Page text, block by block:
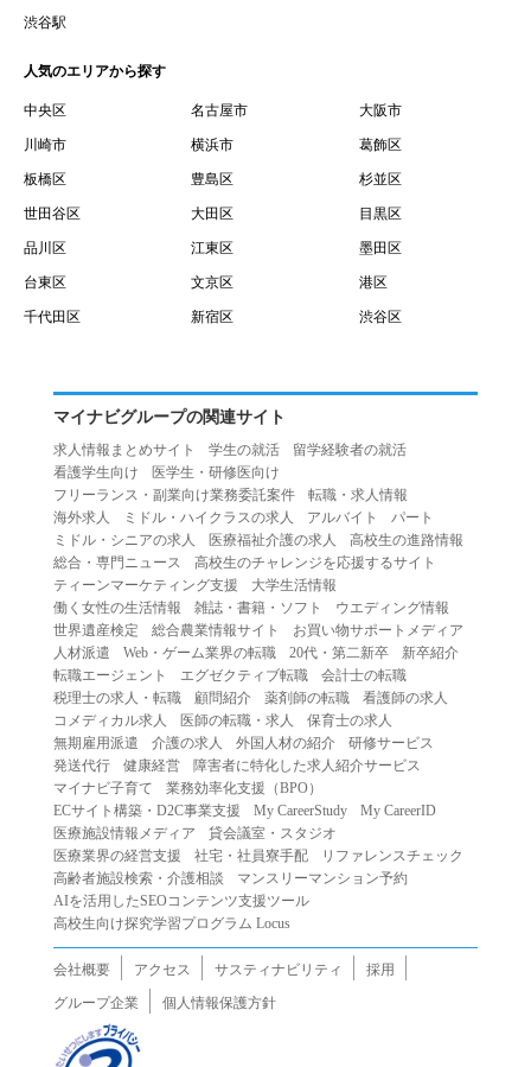
賃借権が発生する日を意味します。
するために、選んだ物件を保留することを意味します。
１１.「予約情報」とは、物件を予約するために必要な当社
所定の情報を意味します。物件情報や期間、オプション等
１２.「キャンセル」とは、賃貸借契約締結後から契約期間
開始日前までに、利用者が賃貸借契約を解除することを意
味します。
１３.「中途解約」とは、賃貸借契約期間の途中で、利用者
１.利用者は、本サービスを利用する上で次の各号に定める
とします。
（１）重複、虚偽の情報、または自己以外の情報を登録す
る行為
（２）第三者になりすまして本サービスを利用する行為
（３）当社または第三者の著作権等の知的財産権、プライ
バシー、その他の権利を侵害する行為
（４）当社または第三者を誹謗中傷する行為
（５）当社または第三者に不利益を与える行為
（６）営利を目的とした行為
（７）政治・選挙・宗教活動またはそれらに類する行為
（８）本サービスの運営を妨害する行為
（９）法令違反、犯罪行為、または公序良俗に反する行為
（１０）暴力的な要求行為、または法的な責任を超えた不
当な要求行為
（１１）その他当社が不適切であると判断する行為
２.当社は、前項の定めに該当する行為を行った利用者に対
の提供を停止または中断することができるものとします。
第５条（免責）
１.当社は、本サービスの利用（これらに伴う当社または第
三者の情報提供行為等を含みます）により、利用者に生じ
渋谷駅
人気のエリアから探す
中央区 名古屋市 大阪市
川崎市 横浜市 葛飾区
板橋区 豊島区 杉並区
世田谷区 大田区 目黒区
品川区 江東区 墨田区
台東区 文京区 港区
千代田区 新宿区 渋谷区
マイナビグループの関連サイト
求人情報まとめサイト 学生の就活
留学経験者の就活
看護学生向け
医学生・研修医向け
フリーランス・副業向け業務委託案件
転職・求人情報
海外求人
ミドル・ハイクラスの求人 アルバイト
パート
ミドル・シニアの求人
医療福祉介護の求人
高校生の進路情報
総合・専門ニュース
高校生のチャレンジを応援するサイト
ティーンマーケティング支援
大学生活情報
働く女性の生活情報
雑誌・書籍・ソフト
ウエディング情報
世界遺産検定
総合農業情報サイト
お買い物サポートメディア
人材派遣
Web・ゲーム業界の転職 20代・第二新卒
新卒紹介
転職エージェント
エグゼクティブ転職
会計士の転職
税理士の求人・転職
顧問紹介 薬剤師の転職
看護師の求人
コメディカル求人
医師の転職・求人
保育士の求人
無期雇用派遣
介護の求人 外国人材の紹介
研修サービス
発送代行
健康経営
障害者に特化した求人紹介サービス
マイナビ子育て
業務効率化支援（BPO）
ECサイト構築・D2C事業支援
My CareerStudy
My CareerID
医療施設情報メディア
貸会議室・スタジオ
医療業界の経営支援
社宅・社員寮手配
リファレンスチェック
高齢者施設検索・介護相談
マンスリーマンション予約
AIを活用したSEOコンテンツ支援ツール
高校生向け探究学習プログラム Locus
会社概要 アクセス サスティナビリティ
採用
グループ企業
個人情報保護方針